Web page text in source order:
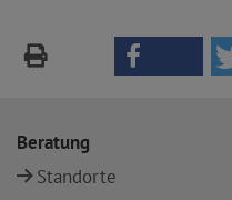
Beratung
Standorte